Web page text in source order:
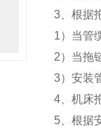
3、根据
1）当管
2）当拖
3）安装
4、机床
5、根据